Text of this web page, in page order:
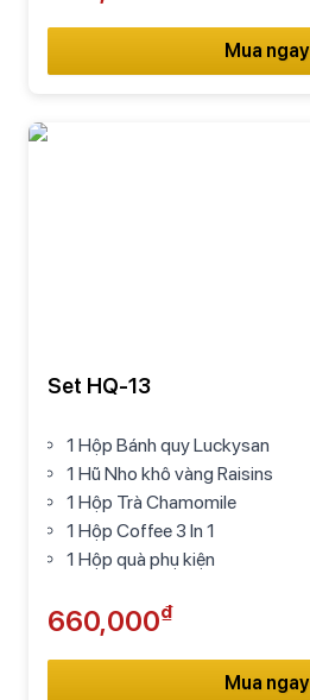
Mua ngay
Set HQ-13
1 Hộp Bánh quy Luckysan
1 Hũ Nho khô vàng Raisins
1 Hộp Trà Chamomile
1 Hộp Coffee 3 In 1
1 Hộp quà phụ kiện
660,000₫
Mua ngay